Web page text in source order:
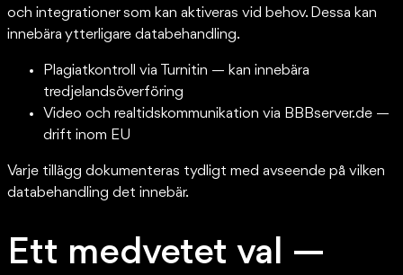
och integrationer som kan aktiveras vid behov. Dessa kan
innebära ytterligare databehandling.
Plagiatkontroll via Turnitin — kan innebära
tredjelandsöverföring
Video och realtidskommunikation via BBBserver.de —
drift inom EU
Varje tillägg dokumenteras tydligt med avseende på vilken
databehandling det innebär.
Ett medvetet val —